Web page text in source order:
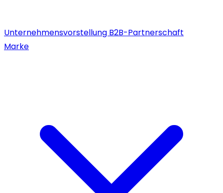
Unternehmensvorstellung B2B-Partnerschaft
Marke